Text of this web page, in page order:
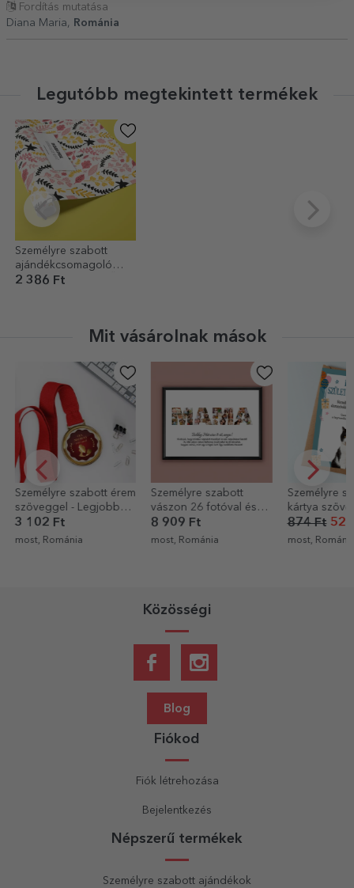
Fordítás mutatása
Diana Maria,
Románia
Legutóbb megtekintett termékek
Személyre szabott
ajándékcsomagoló
papír szöveggel - Őszi
2 386 Ft
Mit vásárolnak mások
Személyre szabott
vászon 26 fotóval és
szöveggel - MUM
8 909 Ft
most, Románia
Személyre szabott
kártya szöveggel és
kedvenced fotójával –
Boldog születésnapot!
874 Ft524 Ft
most, Románia
Személyre
palatábla
üzenettel a
9 784 Ft
1 perce,
Közösségi
Blog
Fiókod
Fiók létrehozása
Bejelentkezés
Népszerű termékek
Személyre szabott ajándékok